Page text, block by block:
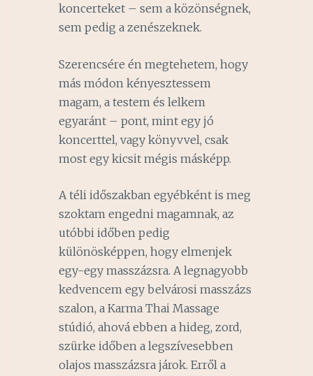
koncerteket – sem a közönségnek,
sem pedig a zenészeknek.
Szerencsére én megtehetem, hogy
más módon kényesztessem
magam, a testem és lelkem
egyaránt – pont, mint egy jó
koncerttel, vagy könyvvel, csak
most egy kicsit mégis másképp.
A téli időszakban egyébként is meg
szoktam engedni magamnak, az
utóbbi időben pedig
különösképpen, hogy elmenjek
egy-egy masszázsra. A legnagyobb
kedvencem egy belvárosi masszázs
szalon, a Karma Thai Massage
stúdió, ahová ebben a hideg, zord,
szürke időben a legszívesebben
olajos masszázsra járok. Erről a